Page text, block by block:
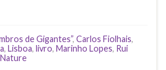
de Gigantes”, Carlos Fiolhais,
, Lisboa, livro, Marinho Lopes, Rui